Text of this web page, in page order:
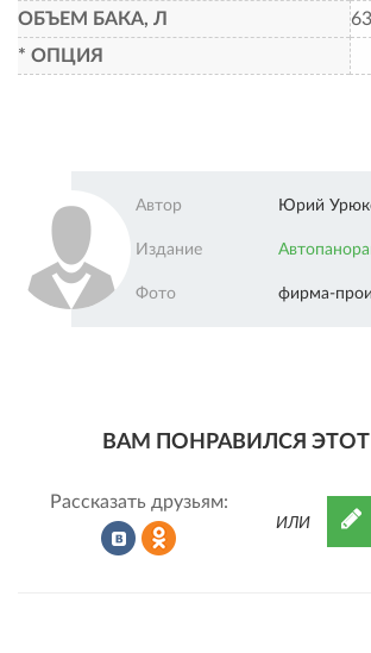
ОБЪЕМ БАКА, Л
* ОПЦИЯ
Автор Юрий
Издание
Фото фирма-
ВАМ ПОНРАВИЛСЯ ЭТОТ
Рассказать друзьям:
ИЛИ